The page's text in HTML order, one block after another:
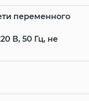
переменного
В, 50 Гц, не